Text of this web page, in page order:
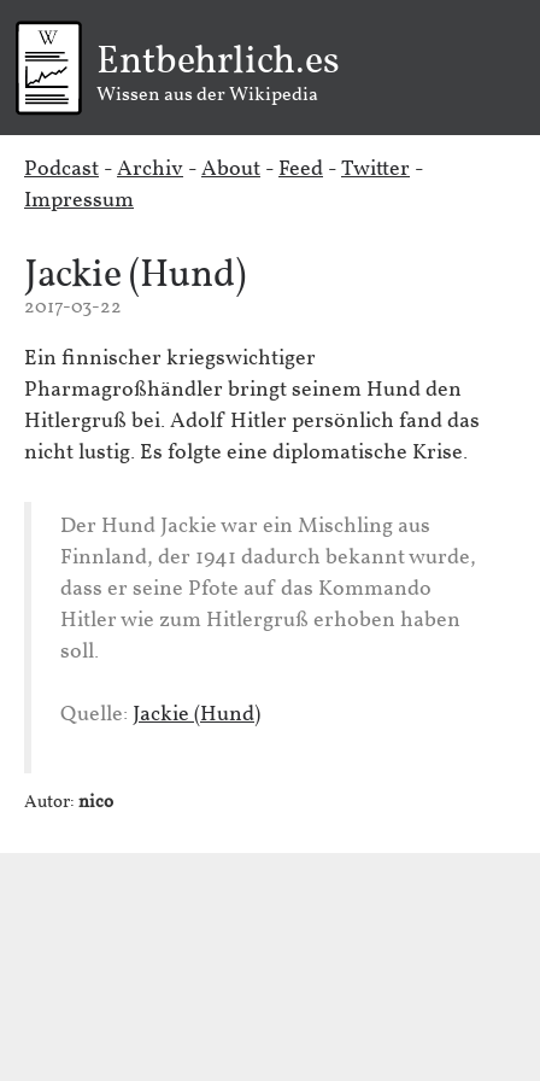
Entbehrlich.es
Wissen aus der Wikipedia
Podcast -Archiv -About -Feed -Twitter -
Impressum
Jackie (Hund)
2017-03-22
Ein finnischer kriegswichtiger
Pharmagroßhändler bringt seinem Hund den
Hitlergruß bei. Adolf Hitler persönlich fand das
nicht lustig. Es folgte eine diplomatische Krise.
Der Hund Jackie war ein Mischling aus
Finnland, der 1941 dadurch bekannt wurde,
dass er seine Pfote auf das Kommando
Hitler wie zum Hitlergruß erhoben haben
soll.
Quelle: Jackie (Hund)
Autor:nico